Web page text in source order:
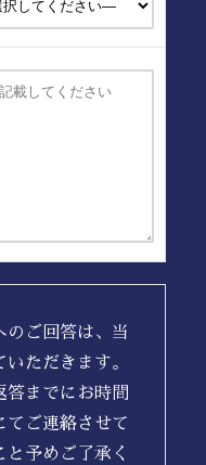
のご回答は、当
ただきます。
答までにお時間
てご連絡させて
予めご了承く